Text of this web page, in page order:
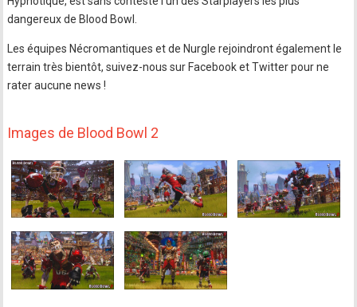
dangereux de Blood Bowl.
Les équipes Nécromantiques et de Nurgle rejoindront également le
terrain très bientôt, suivez-nous sur Facebook et Twitter pour ne
rater aucune news !
Images de Blood Bowl 2